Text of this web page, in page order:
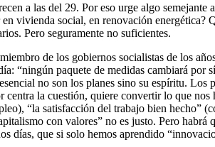
a las del 29. Por eso urge algo
vivienda social, en renovación
Pero seguramente no suficientes.
de los gobiernos socialistas de los
“ningún paquete de medidas cambiará
no son los planes sino su espíritu.
la cuestión, quiere convertir lo que
“la satisfacción del trabajo bien
con valores” no es justo. Pero
días, que si solo hemos aprendido